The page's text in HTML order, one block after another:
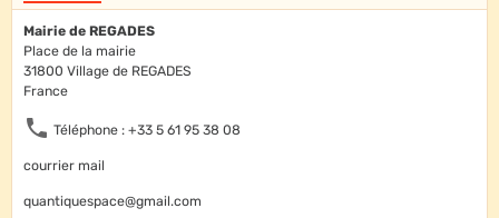
Mairie de REGADES
Place de la mairie
31800 Village de REGADES
France
Téléphone : +33 5 61 95 38 08
courrier mail
quantiquespace@gmail.com